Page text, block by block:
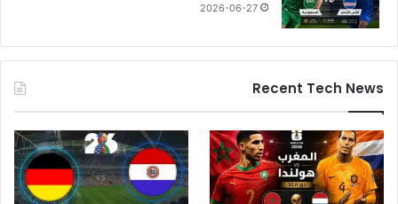
2026-06-27
Recent Tech News